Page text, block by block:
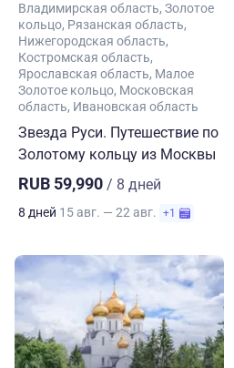
Владимирская область Золотое
кольцо Рязанская область
Нижегородская область
Костромская область
Ярославская область Малое
Золотое кольцо Московская
область Ивановская область
Звезда Руси. Путешествие по
Золотому кольцу из Москвы
RUB 59,990 / 8 дней
8 дней 15 авг. — 22 авг. +1